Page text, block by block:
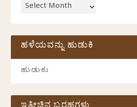
ಹಳೆಯವನ್ನು ಹುಡುಕಿ